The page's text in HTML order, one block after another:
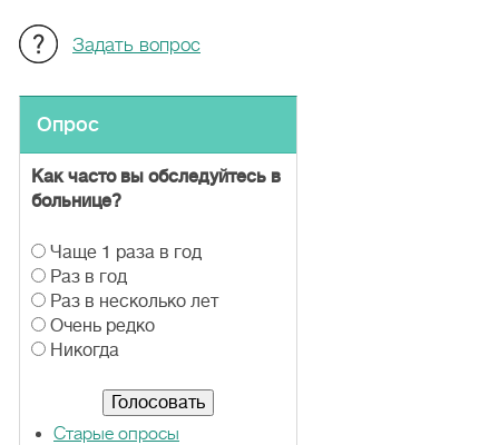
Задать вопрос
Опрос
Как часто вы обследуйтесь в
больнице?
В
а
р
и
а
Чаще 1 раза в год
Раз в год
Раз в несколько лет
Очень редко
Никогда
Старые опросы